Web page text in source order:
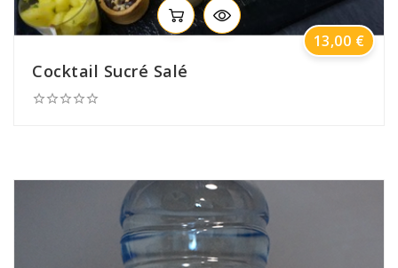
Cocktail Sucré Salé

Prix
13,00 €